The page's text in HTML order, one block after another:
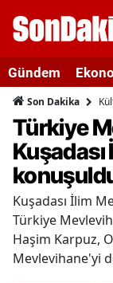
Gündem
Son Dakika
Türkiye
Kuşadası İlim
Türkiye
Haşim Karpuz,
Mevlevihane'yi